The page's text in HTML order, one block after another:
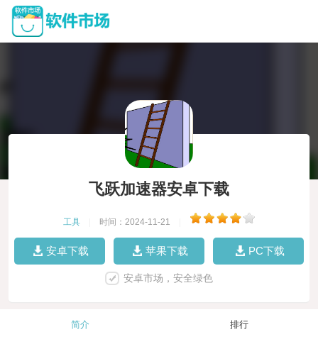
飞跃加速器安卓下载
工具 时间：2024-11-21
安卓下载 苹果下载 PC下载
安卓市场，安全绿色
简介 排行